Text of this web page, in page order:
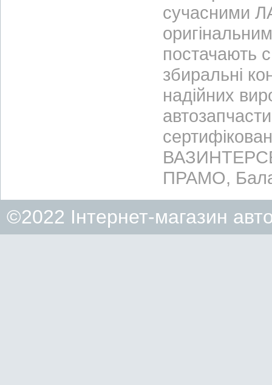
сучасними
постачають
збиральні
надійних
ПРАМО,
©2022 Інтернет-магазин